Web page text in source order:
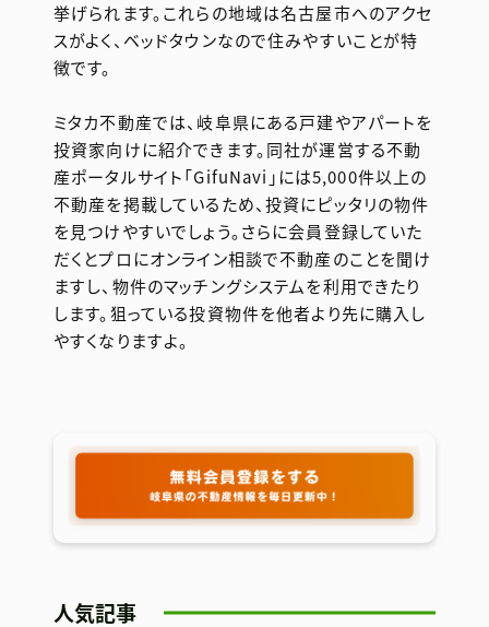
挙げられます。これらの地域は名古屋市へのアクセ
スがよく、ベッドタウンなので住みやすいことが特
徴です。
ミタカ不動産では、岐阜県にある戸建やアパートを
投資家向けに紹介できます。同社が運営する不動
産ポータルサイト「GifuNavi」には5,000件以上の
不動産を掲載しているため、投資にピッタリの物件
を見つけやすいでしょう。さらに会員登録していた
だくとプロにオンライン相談で不動産のことを聞け
ますし、物件のマッチングシステムを利用できたり
します。狙っている投資物件を他者より先に購入し
やすくなりますよ。
人気記事